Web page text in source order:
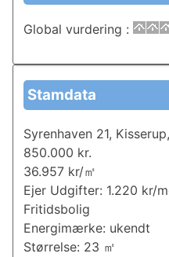
Global vurdering :
Stamdata
Syrenhaven 21,
850.000 kr.
36.957 kr/㎡
Ejer Udgifter: 1.220 kr/
Fritidsbolig
Energimærke: ukendt
Størrelse: 23 ㎡